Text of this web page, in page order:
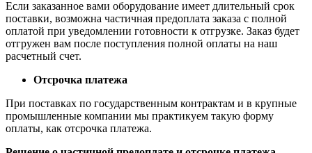
Если заказанное вами оборудование имеет длительный срок
поставки, возможна частичная предоплата заказа с полной
оплатой при уведомлении готовности к отгрузке. Заказ будет
отгружен вам после поступления полной оплаты на наш
расчетный счет.
Отсрочка платежа
При поставках по государственным контрактам и в крупные
промышленные компании мы практикуем такую форму
оплаты, как отсрочка платежа.